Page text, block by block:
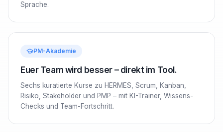
Sprache.
PM-Akademie
Euer Team wird besser – direkt im Tool.
Sechs kuratierte Kurse zu HERMES, Scrum, Kanban,
Risiko, Stakeholder und PMP – mit KI-Trainer, Wissens-
Checks und Team-Fortschritt.